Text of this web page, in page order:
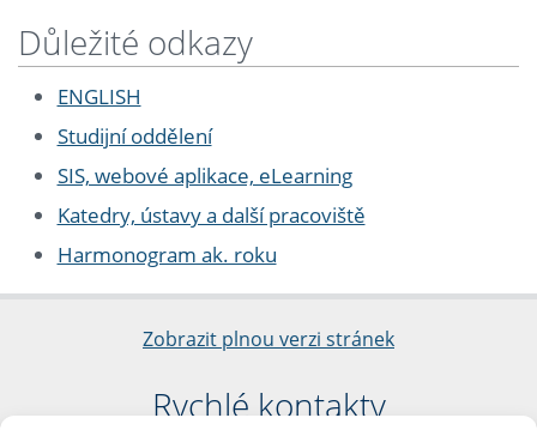
Důležité odkazy
ENGLISH
Studijní oddělení
SIS, webové aplikace, eLearning
Katedry, ústavy a další pracoviště
Harmonogram ak. roku
Zobrazit plnou verzi stránek
Rychlé kontakty